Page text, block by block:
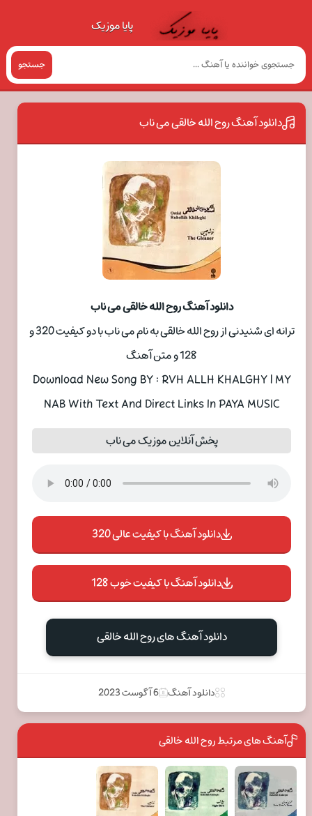
پایا موزیک
جستجو
دانلود آهنگ روح الله خالقی می ناب
دانلود آهنگ روح الله خالقی می ناب
ترانه ای شنیدنی از روح الله خالقی به نام می ناب با دو کیفیت 320 و
128 و متن آهنگ
Download New Song BY : RVH ALLH KHALGHY | MY
NAB With Text And Direct Links In PAYA MUSIC
پخش آنلاین موزیک می ناب
دانلود آهنگ با کیفیت عالی 320
دانلود آهنگ با کیفیت خوب 128
دانلود آهنگ های روح الله خالقی
دانلود آهنگ 6 آگوست 2023
آهنگ های مرتبط روح الله خالقی